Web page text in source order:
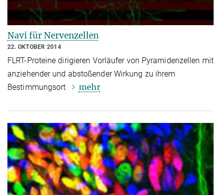
Navi für Nervenzellen
22. OKTOBER 2014
FLRT-Proteine dirigieren Vorläufer von Pyramidenzellen mit
anziehender und abstoßender Wirkung zu ihrem
Bestimmungsort
mehr